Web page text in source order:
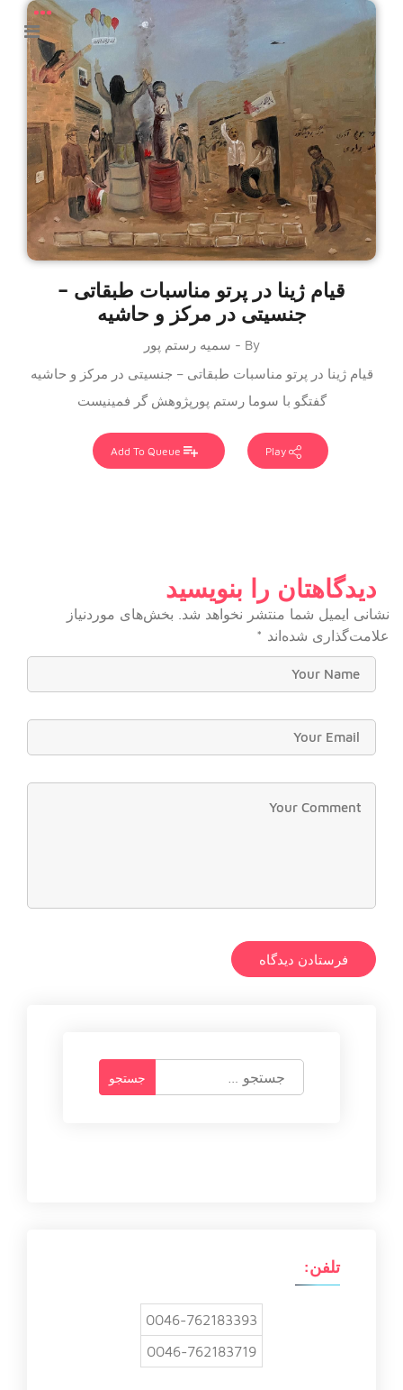
قیام ژینا در پرتو مناسبات طبقاتی –
جنسیتی در مرکز و حاشیه
By - سمیه رستم پور
قیام ژینا در پرتو مناسبات طبقاتی – جنسیتی در مرکز و حاشیه
گفتگو با سوما رستم پورپژوهش گر فمینیست
دیدگاهتان را بنویسید
نشانی ایمیل شما منتشر نخواهد شد.
بخش‌های موردنیاز
علامت‌گذاری شده‌اند *
س
تلفن:
0046-762183393
0046-762183719